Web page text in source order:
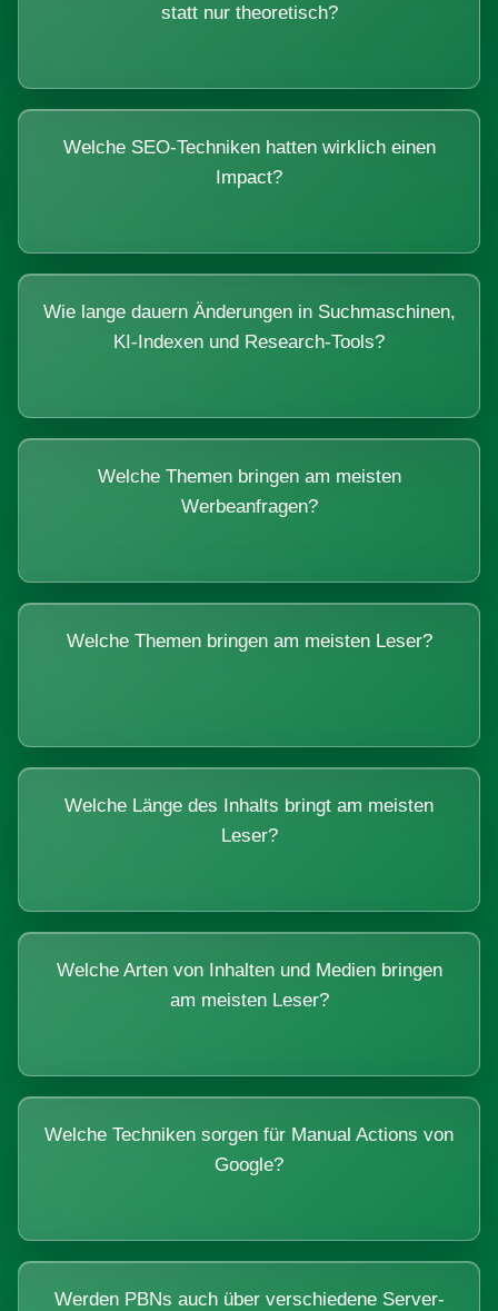
statt nur theoretisch?
Welche SEO-Techniken hatten wirklich einen
Impact?
Wie lange dauern Änderungen in Suchmaschinen,
KI-Indexen und Research-Tools?
Welche Themen bringen am meisten
Werbeanfragen?
Welche Themen bringen am meisten Leser?
Welche Länge des Inhalts bringt am meisten
Leser?
Welche Arten von Inhalten und Medien bringen
am meisten Leser?
Welche Techniken sorgen für Manual Actions von
Google?
Werden PBNs auch über verschiedene Server-